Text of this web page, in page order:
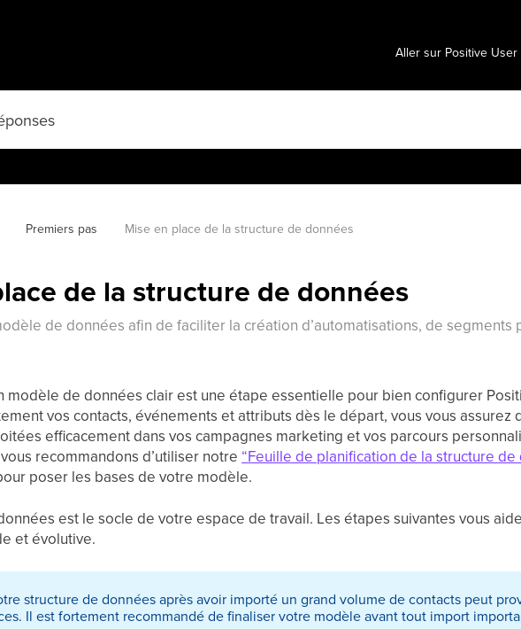
Aller sur Positive User
Premiers pas Mise en place de la structure de données
de la structure de données
de données afin de faciliter la création d’automatisations, de segments
modèle de données clair est une étape essentielle pour bien configurer
vos contacts, événements et attributs dès le départ, vous vous assurez
efficacement dans vos campagnes marketing et vos parcours
recommandons d’utiliser notre “Feuille de planification de la structure
poser les bases de votre modèle.
est le socle de votre espace de travail. Les étapes suivantes vous
et évolutive.
structure de données après avoir importé un grand volume de contacts peut
Il est fortement recommandé de finaliser votre modèle avant tout import